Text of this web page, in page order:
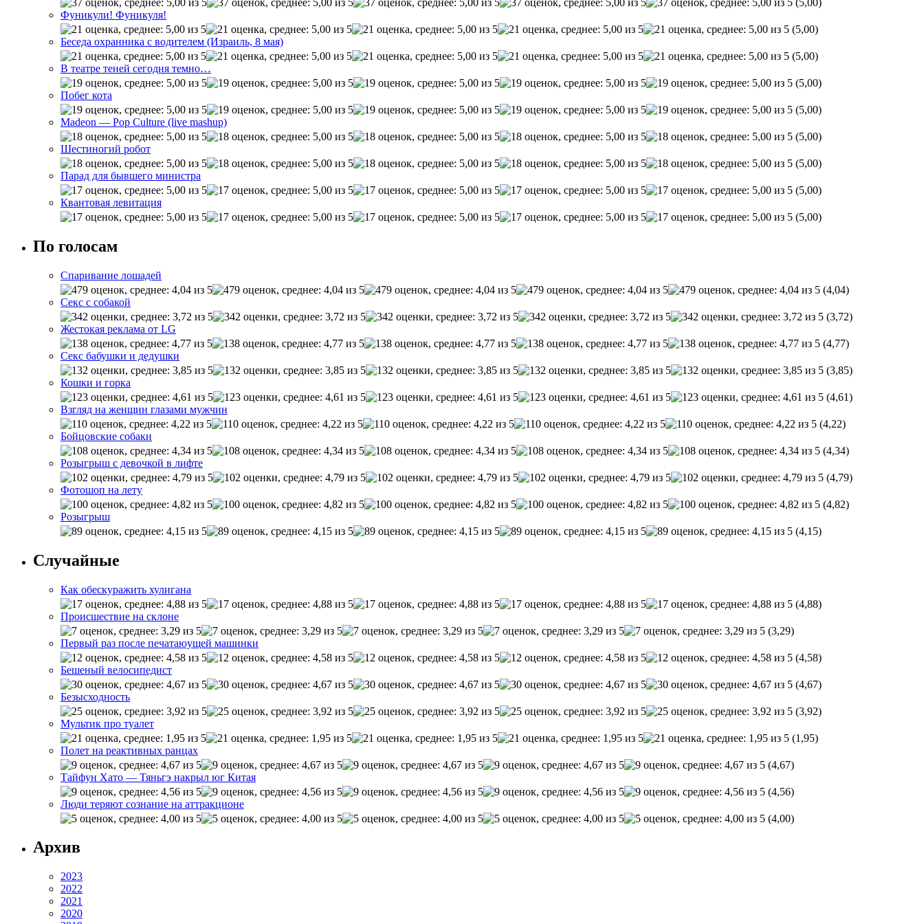
Фуникули! Фуникуля!
(5,00)
Беседа охранника с водителем (Израиль, 8 мая)
(5,00)
В театре теней сегодня темно…
(5,00)
Побег кота
(5,00)
Madeon — Pop Culture (live mashup)
(5,00)
Шестиногий робот
(5,00)
Парад для бывшего министра
(5,00)
Квантовая левитация
(5,00)
По голосам
Спаривание лошадей
(4,04)
Секс с собакой
(3,72)
Жестокая реклама от LG
(4,77)
Секс бабушки и дедушки
(3,85)
Кошки и горка
(4,61)
Взгляд на женщин глазами мужчин
(4,22)
Бойцовские собаки
(4,34)
Розыгрыш с девочкой в лифте
(4,79)
Фотошоп на лету
(4,82)
Розыгрыш
(4,15)
Случайные
Как обескуражить хулигана
(4,88)
Происшествие на склоне
(3,29)
Первый раз после печатаюущей машинки
(4,58)
Бешеный велосипедист
(4,67)
Безысходность
(3,92)
Мультик про туалет
(1,95)
Полет на реактивных ранцах
(4,67)
Тайфун Хато — Тяньгэ накрыл юг Китая
(4,56)
Люди теряют сознание на аттракционе
(4,00)
Архив
2023
2022
2021
2020